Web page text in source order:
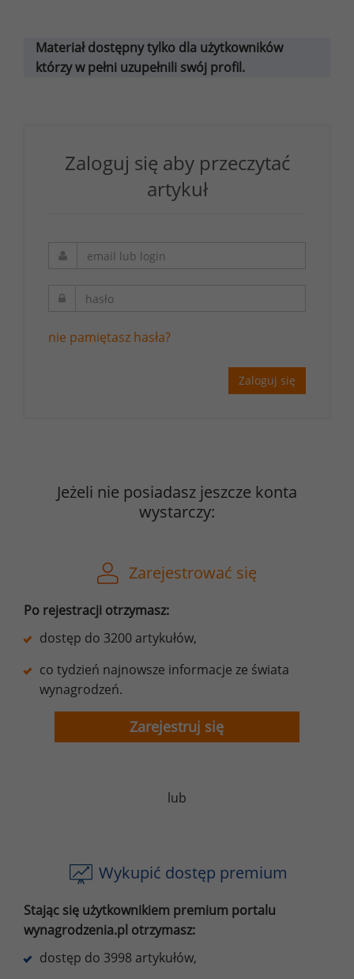
Materiał dostępny tylko dla użytkowników
którzy w pełni uzupełnili swój profil.
Zaloguj się aby przeczytać
artykuł
nie pamiętasz hasła?
Zaloguj się
Jeżeli nie posiadasz jeszcze konta
wystarczy:
Zarejestrować się
Po rejestracji otrzymasz:
dostęp do 3200 artykułów,
co tydzień najnowsze informacje ze świata
wynagrodzeń.
Zarejestruj się
lub
Wykupić dostęp premium
Stając się użytkownikiem premium portalu
wynagrodzenia.pl otrzymasz:
dostęp do 3998 artykułów,